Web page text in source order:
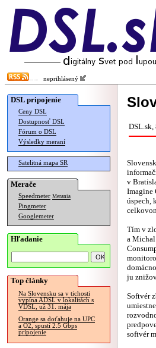
neprihlásený
DSL pripojenie
Ceny DSL
Dostupnosť DSL
Fórum o DSL
Výsledky meraní
Satelitná mapa SR
Merače
Speedmeter Merania
Pingmeter
Googlemeter
Hľadanie
Top články
Na Slovensku sa v tichosti
vypína ADSL v lokalitách s
VDSL, už 31. mája
Orange sa doťahuje na UPC
a O2, spustí 2.5 Gbps
pripojenie
DSL.sk,
v
Imagine
úspech,
Tím v
a
ju
Softvér
softvér